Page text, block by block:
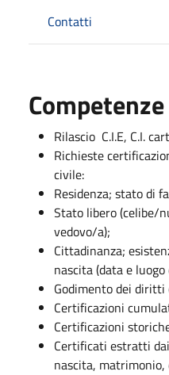
Contatti
Competenze
Rilascio C.I.E, C.I.
Richieste
civile:
Residenza; stato di
Stato libero (celibe/
vedovo/a);
Cittadinanza;
nascita (data e
Godimento dei
Certificazioni
Certificazioni
Certificati estratti
nascita, matrimonio,